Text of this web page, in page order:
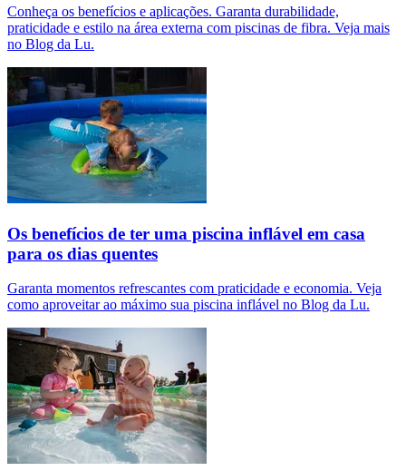
Conheça os benefícios e aplicações. Garanta durabilidade,
praticidade e estilo na área externa com piscinas de fibra. Veja mais
no Blog da Lu.
Os benefícios de ter uma piscina inflável em casa
para os dias quentes
Garanta momentos refrescantes com praticidade e economia. Veja
como aproveitar ao máximo sua piscina inflável no Blog da Lu.